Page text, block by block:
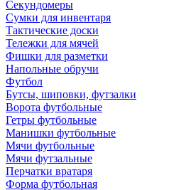
Секундомеры
Сумки для инвентаря
Тактические доски
Тележки для мячей
Фишки для разметки
Напольные обручи
Футбол
Бутсы, шиповки, футзалки
Ворота футбольные
Гетры футбольные
Манишки футбольные
Мячи футбольные
Мячи футзальные
Перчатки вратаря
Форма футбольная